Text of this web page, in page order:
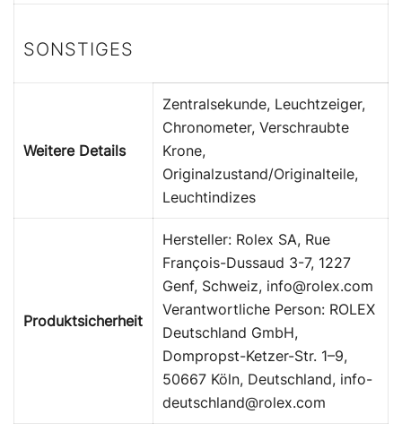
SONSTIGES
Weitere Details
Zentralsekunde, Leuchtzeiger,
Chronometer, Verschraubte
Krone,
Originalzustand/Originalteile,
Leuchtindizes
Produktsicherheit
Hersteller: Rolex SA, Rue
François-Dussaud 3-7, 1227
Genf, Schweiz, info@rolex.com
Verantwortliche Person: ROLEX
Deutschland GmbH,
Dompropst-Ketzer-Str. 1–9,
50667 Köln, Deutschland, info-
deutschland@rolex.com